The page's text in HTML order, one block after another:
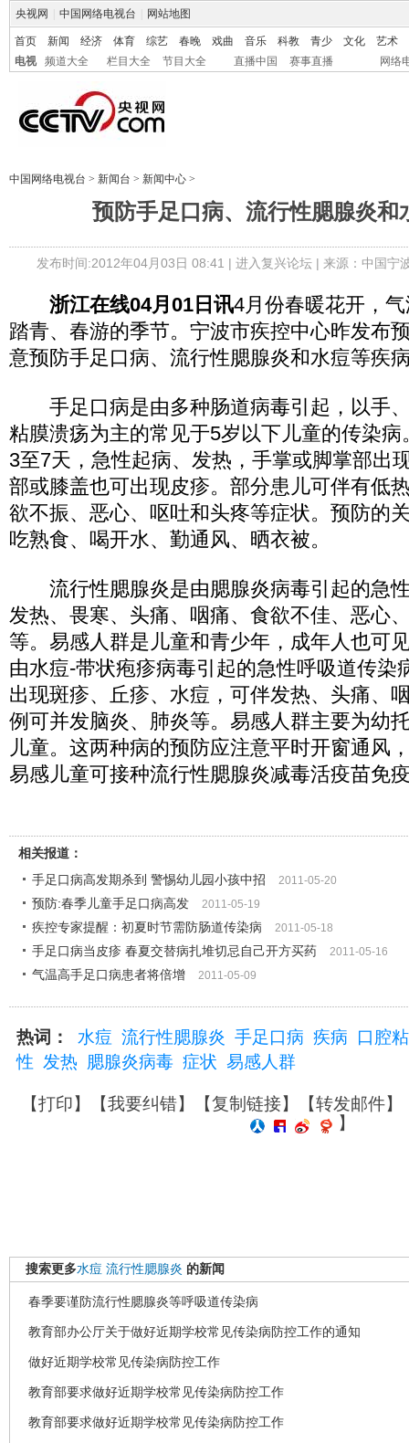
央视网 中国网络电视台 网站地图
首页 新闻 经济 体育 综艺 春晚 戏曲 音乐 科教 青少 文化
艺术
电视
频道大全 栏目大全 节目大全 直播中国 赛事直播 网络
中国网络电视台 > 新闻台 > 新闻中心 >
预防手足口病、流行性腮腺炎和
发布时间:2012年04月03日 08:41 | 进入复兴论坛| 来源：中国宁
浙江在线04月01日讯4月份春暖花开，
踏青、春游的季节。宁波市疾控中心昨发布
意预防手足口病、流行性腮腺炎和水痘等疾
手足口病是由多种肠道病毒引起，以手
粘膜溃疡为主的常见于5岁以下儿童的传染
3至7天，急性起病、发热，手掌或脚掌部出
部或膝盖也可出现皮疹。部分患儿可伴有低
欲不振、恶心、呕吐和头疼等症状。预防的
吃熟食、喝开水、勤通风、晒衣被。
流行性腮腺炎是由腮腺炎病毒引起的急
发热、畏寒、头痛、咽痛、食欲不佳、恶心
等。易感人群是儿童和青少年，成年人也可
由水痘-带状疱疹病毒引起的急性呼吸道传染
出现斑疹、丘疹、水痘，可伴发热、头痛、
例可并发脑炎、肺炎等。易感人群主要为幼
儿童。这两种病的预防应注意平时开窗通风
易感儿童可接种流行性腮腺炎减毒活疫苗免
相关报道：
手足口病高发期杀到 警惕幼儿园小孩中招
2011-05-20
预防:春季儿童手足口病高发 2011-05-19
疾控专家提醒：初夏时节需防肠道传染病 2011-05-18
手足口病当皮疹 春夏交替病扎堆切忌自己开方买药 2011-05-16
气温高手足口病患者将倍增 2011-05-09
热词： 水痘 流行性腮腺炎 手足口病 疾病
口腔
性 发热 腮腺炎病毒 症状 易感人群
【打印】【我要纠错】【复制链接】【转发邮件】
】
搜索更多水痘 流行性腮腺炎 的新闻
春季要谨防流行性腮腺炎等呼吸道传染病
教育部办公厅关于做好近期学校常见传染病防控工作的通知
做好近期学校常见传染病防控工作
教育部要求做好近期学校常见传染病防控工作
教育部要求做好近期学校常见传染病防控工作